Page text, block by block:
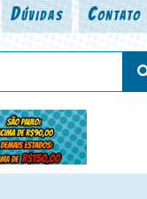
Dúvidas Contato
finalista, colorista